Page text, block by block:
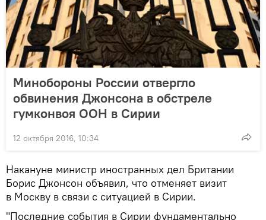
Минобороны России отвергло
обвинения Джонсона в обстреле
гумконвоя ООН в Сирии
12 октября 2016, 10:34
Накануне министр иностранных дел Британии
Борис Джонсон объявил, что отменяет визит
в Москву в связи с ситуацией в Сирии.
"Последние события в Сирии фундаментально